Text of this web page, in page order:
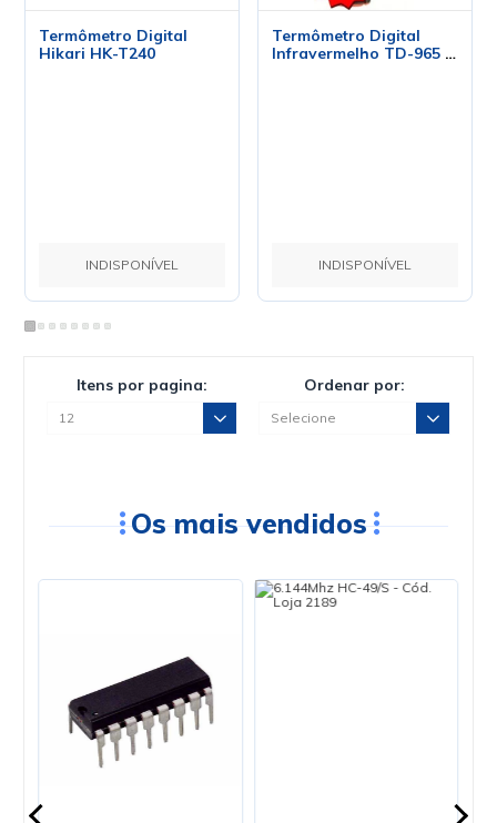
Termômetro Digital
Hikari HK-T240
INDISPONÍVEL
Termômetro Digital
Infravermelho TD-965 -
INDISPONÍVEL
Itens por pagina: Ordenar por:
Os mais vendidos